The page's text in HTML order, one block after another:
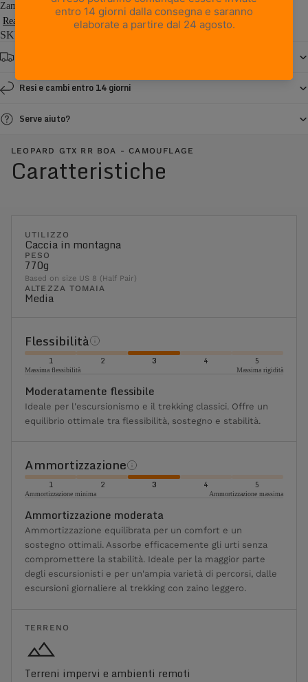
Zamberlan, offre il comfort, la durevolezza e le prestazioni su cui...
Read more
SKU: 4013PM1G-0C
Resi e cambi entro 14 giorni
Serve aiuto?
LEOPARD GTX RR BOA - CAMOUFLAGE
Caratteristiche
UTILIZZO
Caccia in montagna
PESO
770g
Based on size US 8 (Half Pair)
ALTEZZA TOMAIA
Media
Flessibilità
1 2 3 4 5
Massima flessibilità Massima rigidità
Moderatamente flessibile
Ideale per l'escursionismo e il trekking classici. Offre un
equilibrio ottimale tra flessibilità, sostegno e stabilità.
Ammortizzazione
1 2 3 4 5
Ammortizzazione minima Ammortizzazione massima
Ammortizzazione moderata
Ammortizzazione equilibrata per un comfort e un
sostegno ottimali. Assorbe efficacemente gli urti senza
compromettere la stabilità. Ideale per la maggior parte
degli escursionisti e per un'ampia varietà di percorsi, dalle
escursioni giornaliere al trekking con zaino leggero.
TERRENO
Terreni impervi e ambienti remoti